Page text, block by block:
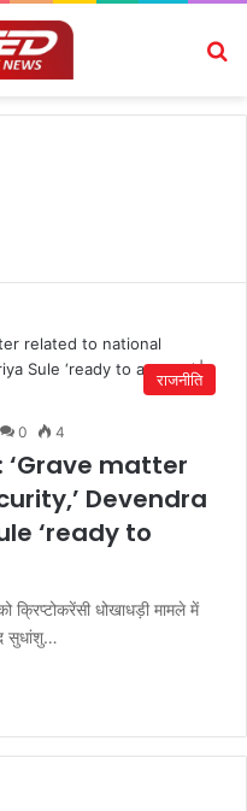
राजनीति
0 4
matter
Devendra
‘ready to
क्रिप्टोकरेंसी धोखाधड़ी मामले में
सुधांशु…